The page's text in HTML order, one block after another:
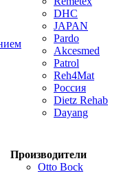
DHC
JAPAN
Pardo
Akcesmed
Patrol
Reh4Mat
Россия
Dietz Rehab
Dayang
Производители
Otto Bock